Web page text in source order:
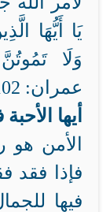
يَا أَيُّهَا
وَلَا
عمران: 102].
أيها
الأمن هو
فإذا فقد
فيها